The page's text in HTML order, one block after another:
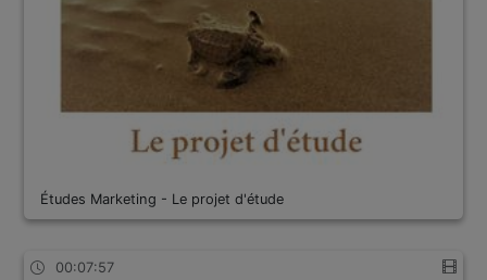
Études Marketing - Le projet d'étude
00:07:57